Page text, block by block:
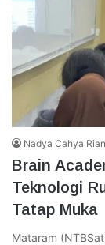
Nadya Cahya
Brain
Teknologi
Tatap Muka
Mataram